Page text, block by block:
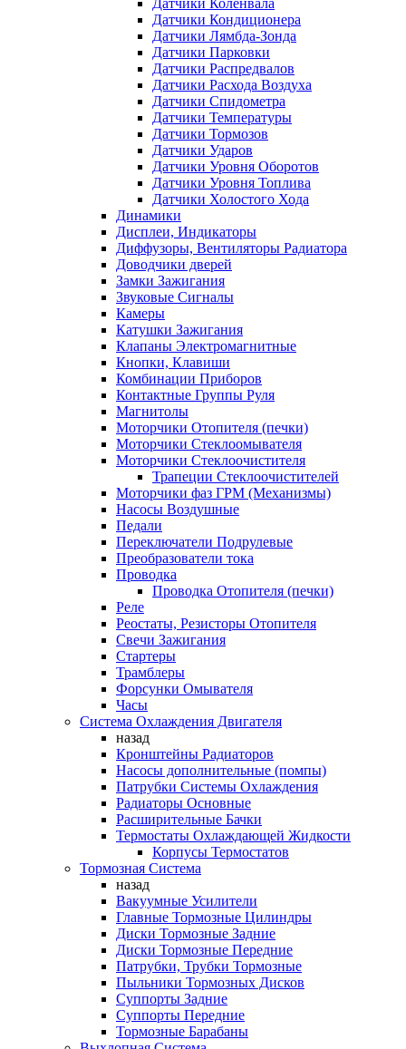
Датчики Коленвала
Датчики Кондиционера
Датчики Лямбда-Зонда
Датчики Парковки
Датчики Распредвалов
Датчики Расхода Воздуха
Датчики Спидометра
Датчики Температуры
Датчики Тормозов
Датчики Ударов
Датчики Уровня Оборотов
Датчики Уровня Топлива
Датчики Холостого Хода
Динамики
Дисплеи, Индикаторы
Диффузоры, Вентиляторы Радиатора
Доводчики дверей
Замки Зажигания
Звуковые Сигналы
Камеры
Катушки Зажигания
Клапаны Электромагнитные
Кнопки, Клавиши
Комбинации Приборов
Контактные Группы Руля
Магнитолы
Моторчики Отопителя (печки)
Моторчики Стеклоомывателя
Моторчики Стеклоочистителя
Трапеции Стеклоочистителей
Моторчики фаз ГРМ (Механизмы)
Насосы Воздушные
Педали
Переключатели Подрулевые
Преобразователи тока
Проводка
Проводка Отопителя (печки)
Реле
Реостаты, Резисторы Отопителя
Свечи Зажигания
Стартеры
Трамблеры
Форсунки Омывателя
Часы
Система Охлаждения Двигателя
назад
Кронштейны Радиаторов
Насосы дополнительные (помпы)
Патрубки Системы Охлаждения
Радиаторы Основные
Расширительные Бачки
Термостаты Охлаждающей Жидкости
Корпусы Термостатов
Тормозная Система
назад
Вакуумные Усилители
Главные Тормозные Цилиндры
Диски Тормозные Задние
Диски Тормозные Передние
Патрубки, Трубки Тормозные
Пыльники Тормозных Дисков
Суппорты Задние
Суппорты Передние
Тормозные Барабаны